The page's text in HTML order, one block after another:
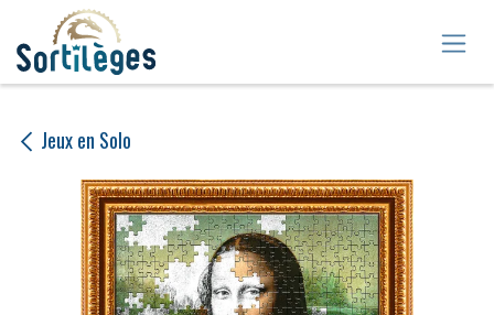
Se rendre au contenu
Jeux en Solo